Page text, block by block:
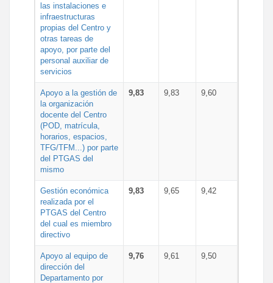
las instalaciones e
infraestructuras
propias del Centro y
otras tareas de
apoyo, por parte del
personal auxiliar de
servicios
Apoyo a la gestión de
la organización
docente del Centro
(POD, matrícula,
horarios, espacios,
TFG/TFM...) por parte
del PTGAS del
mismo
9,83 9,83 9,60
Gestión económica
realizada por el
PTGAS del Centro
del cual es miembro
directivo
9,83 9,65 9,42
Apoyo al equipo de
dirección del
Departamento por
9,76 9,61 9,50